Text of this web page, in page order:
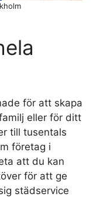
för att skapa
eller för ditt
till tusentals
företag i
att du kan
för att ge
städservice